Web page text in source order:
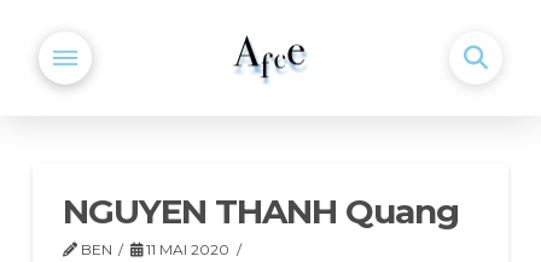
NGUYEN THANH Quang
BEN 11 MAI 2020